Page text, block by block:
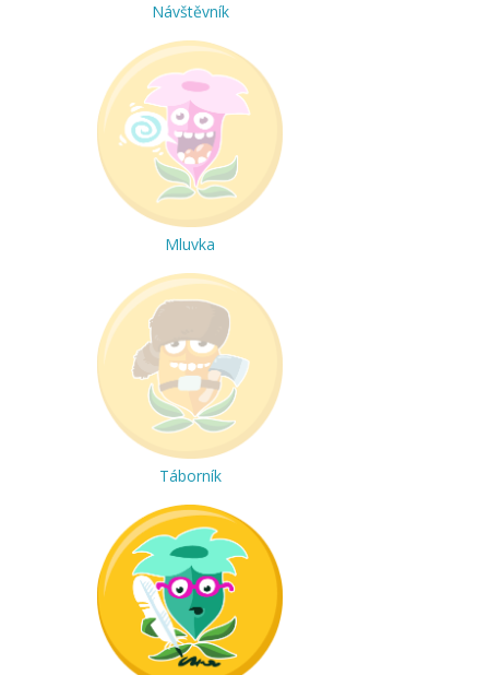
Návštěvník
Mluvka
Táborník